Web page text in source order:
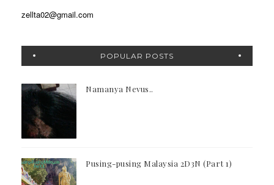
zellta02@gmail.com
POPULAR POSTS
Namanya Nevus..
Pusing-pusing Malaysia 2D3N (Part 1)